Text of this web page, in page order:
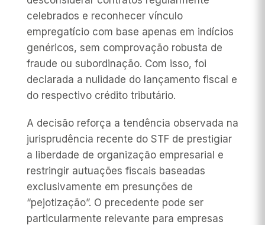
celebrados e reconhecer vínculo
empregatício com base apenas em indícios
genéricos, sem comprovação robusta de
fraude ou subordinação. Com isso, foi
declarada a nulidade do lançamento fiscal e
do respectivo crédito tributário.
A decisão reforça a tendência observada na
jurisprudência recente do STF de prestigiar
a liberdade de organização empresarial e
restringir autuações fiscais baseadas
exclusivamente em presunções de
“pejotização”. O precedente pode ser
particularmente relevante para empresas